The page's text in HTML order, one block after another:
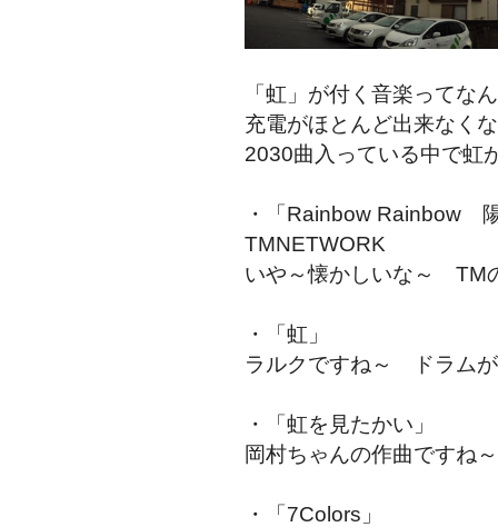
「虹」が付く音楽ってな
充電がほとんど出来なく
2030曲入っている中で虹
・「Rainbow Rainbow
TMNETWORK
いや～懐かしいな～ TM
・「虹」
ラルクですね～ ドラム
・「虹を見たか
岡村ちゃんの作曲ですね
・「7Colors」